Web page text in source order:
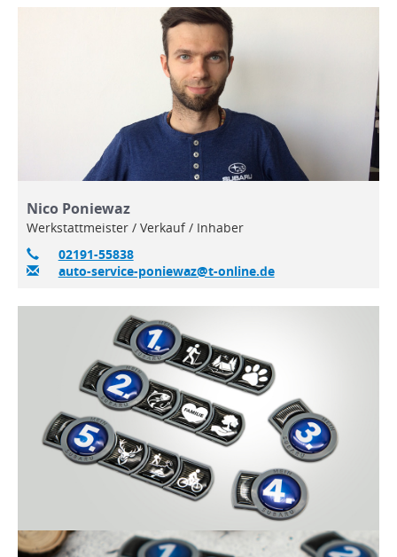
Nico Poniewaz
Werkstattmeister / Verkauf / Inhaber
02191-55838
auto-service-poniewaz@t-online.de